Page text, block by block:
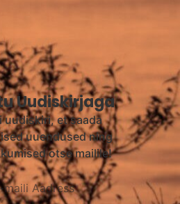
Uudiskirjaga
uudiskiri, et saada
uuendused ning
otse mailile!